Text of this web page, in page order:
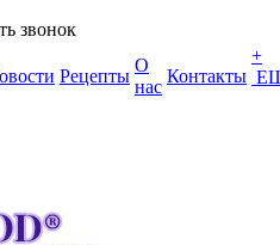
звонок
Рецепты
О
нас
Контакты
+